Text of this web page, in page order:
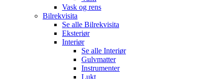
Vask og rens
Bilrekvisita
Se alle Bilrekvisita
Eksteriør
Interiør
Se alle Interiør
Gulvmatter
Instrumenter
Lukt